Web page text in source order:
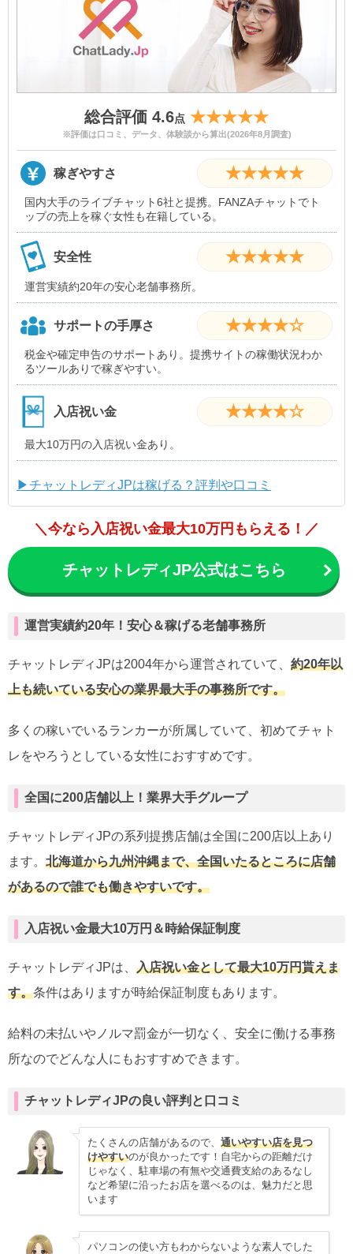
総合評価 4.6点 ★★★★★
※評価は口コミ、データ、体験談から算出(2026年8月調査)
稼ぎやすさ ★★★★★
国内大手のライブチャット6社と提携。FANZAチャットでト
ップの売上を稼ぐ女性も在籍している。
安全性 ★★★★★
運営実績約20年の安心老舗事務所。
サポートの手厚さ ★★★★☆
税金や確定申告のサポートあり。提携サイトの稼働状況わか
るツールありで稼ぎやすい。
入店祝い金 ★★★★☆
最大10万円の入店祝い金あり。
▶チャットレディJPは稼げる？評判や口コミ
＼今なら入店祝い金最大10万円もらえる！／
チャットレディJP公式はこちら
運営実績約20年！安心＆稼げる老舗事務所
チャットレディJPは2004年から運営されていて、 約20年以
上も続いている安心の業界最大手の事務所です。
多くの稼いでいるランカーが所属していて、初めてチャト
レをやろうとしている女性におすすめです。
全国に200店舗以上！業界大手グループ
チャットレディJPの系列提携店舗は全国に200店以上あり
ます。 北海道から九州沖縄まで、全国いたるところに店舗
があるので誰でも働きやすいです。
入店祝い金最大10万円＆時給保証制度
チャットレディJPは、 入店祝い金として最大10万円貰えま
す。条件はありますが時給保証制度もあります。
給料の未払いやノルマ罰金が一切なく、安全に働ける事務
所なのでどんな人にもおすすめできます。
チャットレディJPの良い評判と口コミ
たくさんの店舗があるので、 通いやすい店を見つ
けやすいのが良かったです！自宅からの距離だけ
じゃなく、駐車場の有無や交通費支給のあるなし
など希望に沿ったお店を選べるのは、魅力だと思
います
パソコンの使い方もわからないような素人でした